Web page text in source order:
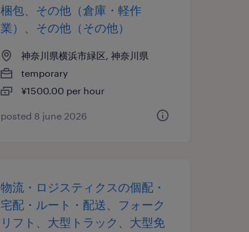
梱包、その他（倉庫・軽作
業）、その他（その他）
神奈川県横浜市緑区, 神奈川県
temporary
¥1500.00 per hour
posted 8 june 2026
物流・ロジスティクスの個配・
宅配・ルート・配送、フォーク
リフト、大型トラック、大型免